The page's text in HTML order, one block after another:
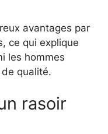
avantages par
ce qui explique
les hommes
de qualité.
rasoir